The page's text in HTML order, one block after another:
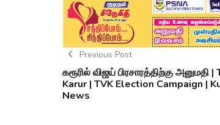
Previous Post
கரூரில் விஜய் பிரசாரத்திற்கு அனுமதி
Karur | TVK Election Campaign |
News